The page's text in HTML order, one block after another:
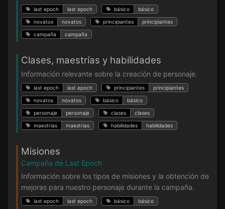
last epoch last epoch básico básico
novatos novatos principiantes principiantes
campaña campaña
Clases, maestrías y habilidades
Información relevante sobre la creación de personaje.
last epoch last epoch principiantes principiantes
novatos novatos básico básico
personaje personaje clases clases
maestrias maestrias habilidades habilidades
Misiones
Campaña de Last Epoch
Información sobre los tipos de misiones y la obtención de
mejoras para nuestro personaje durante la campaña.
last epoch last epoch básico básico